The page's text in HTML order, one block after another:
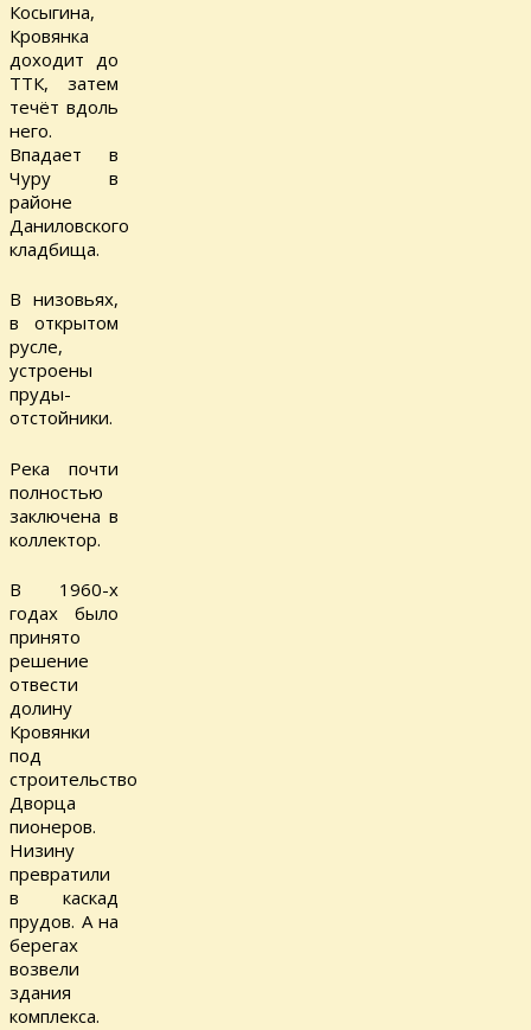
Косыгина,
Кровянка
доходит до
ТТК, затем
течёт вдоль
него.
Впадает в
Чуру в
районе
Даниловского
кладбища.
В низовьях,
в открытом
русле,
устроены
пруды-
отстойники.
Река почти
полностью
заключена в
коллектор.
В 1960-х
годах было
принято
решение
отвести
долину
Кровянки
под
строительство
Дворца
пионеров.
Низину
превратили
в каскад
прудов. А на
берегах
возвели
здания
комплекса.